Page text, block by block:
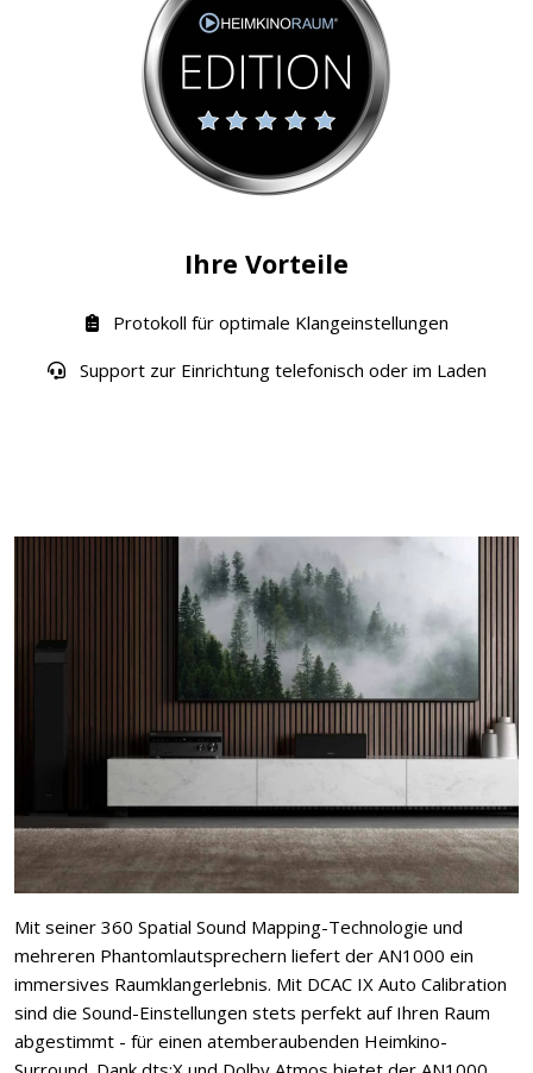
Ihre Vorteile
Protokoll für optimale Klangeinstellungen
Support zur Einrichtung telefonisch oder im Laden
Mit seiner 360 Spatial Sound Mapping-Technologie und
mehreren Phantomlautsprechern liefert der AN1000 ein
immersives Raumklangerlebnis. Mit DCAC IX Auto Calibration
sind die Sound-Einstellungen stets perfekt auf Ihren Raum
abgestimmt - für einen atemberaubenden Heimkino-